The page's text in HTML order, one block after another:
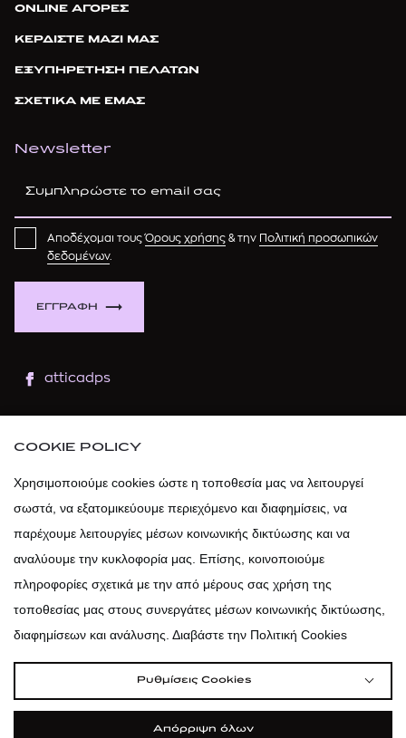
ONLINE ΑΓΟΡΕΣ
ΚΕΡΔΙΣΤΕ ΜΑΖΙ ΜΑΣ
ΕΞΥΠΗΡΕΤΗΣΗ ΠΕΛΑΤΩΝ
ΣΧΕΤΙΚΑ ΜΕ ΕΜΑΣ
Newsletter
ΕΓΓΡΑΦΗ
Αποδέχομαι τουςΌρους χρήσης & την
Πολιτική προσωπικών
δεδομένων.
atticadps
atticadps
COOKIE POLICY
Χρησιμοποιούμε cookies ώστε η τοποθεσία μας να λειτουργεί
σωστά, να εξατομικεύουμε περιεχόμενο και διαφημίσεις, να
παρέχουμε λειτουργίες μέσων κοινωνικής δικτύωσης και να
αναλύουμε την κυκλοφορία μας. Επίσης, κοινοποιούμε
πληροφορίες σχετικά με την από μέρους σας χρήση της
τοποθεσίας μας στους συνεργάτες μέσων κοινωνικής δικτύωσης,
διαφημίσεων και ανάλυσης. Διαβάστε την Πολιτική Cookies
Ρυθμίσεις Cookies
Απόρριψη όλων